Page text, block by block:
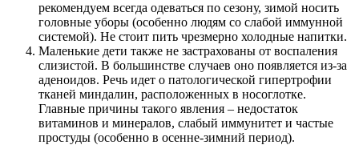
рекомендуем всегда одеваться по сезону, зимой носить
головные уборы (особенно людям со слабой иммунной
системой). Не стоит пить чрезмерно холодные напитки.
Маленькие дети также не застрахованы от воспаления
слизистой. В большинстве случаев оно появляется из-за
аденоидов. Речь идет о патологической гипертрофии
тканей миндалин, расположенных в носоглотке.
Главные причины такого явления – недостаток
витаминов и минералов, слабый иммунитет и частые
простуды (особенно в осенне-зимний период).